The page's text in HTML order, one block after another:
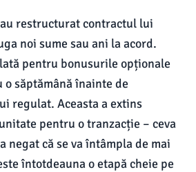
restructurat contractul lui
noi sume sau ani la acord.
pentru bonusurile opționale
o săptămână înainte de
regulat. Aceasta a extins
pentru o tranzacție – ceva
negat că se va întâmpla de mai
întotdeauna o etapă cheie pe